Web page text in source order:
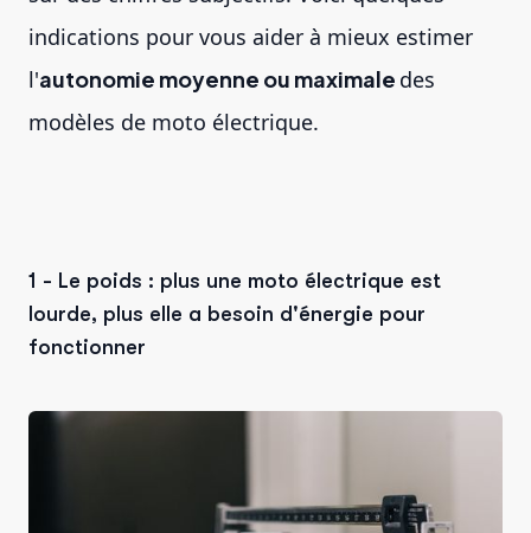
indications pour vous aider à mieux estimer
l'autonomie moyenne ou maximale des
modèles de moto électrique.
1 - Le poids : plus une moto électrique est
lourde, plus elle a besoin d'énergie pour
fonctionner